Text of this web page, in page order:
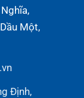
Một,
Định,